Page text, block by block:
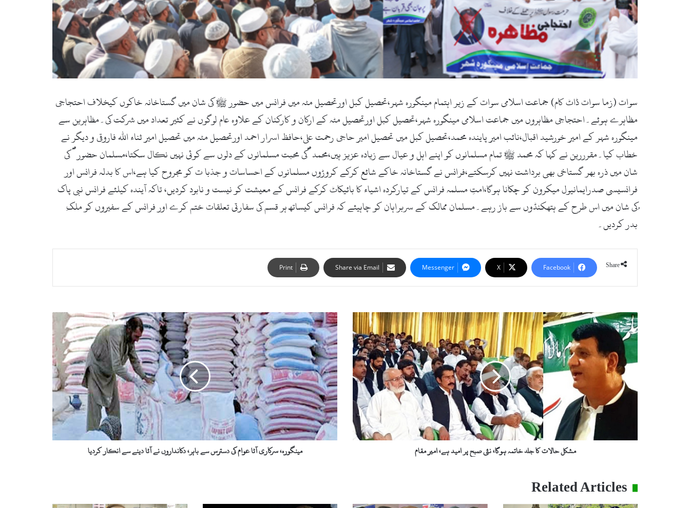
سوات (زما سوات ڈاٹ کام) جماعت اسلامی سوات کے زیر اہتمام مینگورہ شہر،تحصیل کبل اورتحصیل مٹہ میں فرانس میں حضور ﷺ کی شان میں گستاخانہ خاکوں کیخلاف احتجاجی
مظاہرے ہوئے۔احتجاجی مظاہروں میں جماعت اسلامی مینگورہ شہر،تحصیل کبل اورتحصیل مٹہ کے ارکان و کارکنان کے علاوہ عام لوگوں نے کثیر تعداد میں شرکت کی۔مظاہرین سے
مینگورہ شہر کے امیر خورشید اقبال،نائب امیر پایندہ محمد،تحصیل کبل میں تحصیل امیر حاجی رحمت علی،حافظ اسرار احمد اورتحصیل مٹہ میں تحصیل امیر ثناء اللہ فاروقی و دیگر نے
خطاب کیا۔مقرررین نے کہا کہ محمد ﷺ تمام مسلمانوں کو اپنے اہل و عیال سے زیادہ عزیز ہیں،محمد ؐکی محبت مسلمانوں کے دلوں سے کوئی نہیں نکال سکتا،مسلمان حضور ؐ کی
شان میں ذرہ بھر گستاخی بھی برداشت نہیں کرسکتے،فرانس نے گستاخانہ خاکے شائع کرکے کروڑوں مسلمانوں کے احساسات و جذبا ت کو مجروح کیا ہے،اس کا بدلہ فرانس اور
فرانسیسی صدرایمانیول میکرون کو چُکانا ہوگا،امتِ مسلمہ فرانس کے تیارکردہ اشیاء کا بائیکاٹ کرکے فرانس کے معیشت کو نیست و نابود کردیں، تاکہ آیندہ کیلئے فرانس نبی پاک
ُکی شان میں اس طرح کے ہتھکنڈوں سے باز رہے۔مسلمان ممالک کے سربراہان کو چاہیئے کہ فرانس کیساتھ ہر قسم کی سفارتی تعلقات ختم کرے اور فرانس کے سفیروں کو ملکِ
بدر کردیں۔
Share
Facebook
X
Messenger
Share via Email
Print
مشکل
حالات
کا
خاتمہ
ہوگا،
نئی
صبح
مشکل حالات کا جلد خاتمہ ہوگا، نئی صبح پر امید ہے، امیر مقام
مینگورہ،
سرکاری
آٹا
عوام
کی
دسترس
سے
باہر،
دکانداروں
نے
آٹا
دینے
مینگورہ، سرکاری آٹا عوام کی دسترس سے باہر، دکانداروں نے آٹا دینے سے انکار کردیا
Related Articles